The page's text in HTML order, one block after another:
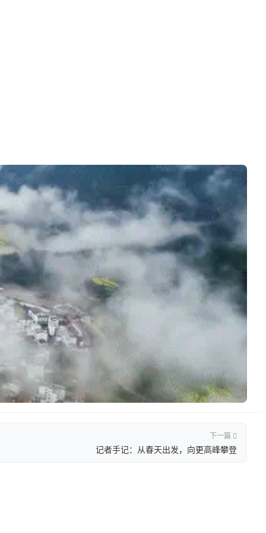
下一篇
记者手记：从春天出发，向更高峰攀登